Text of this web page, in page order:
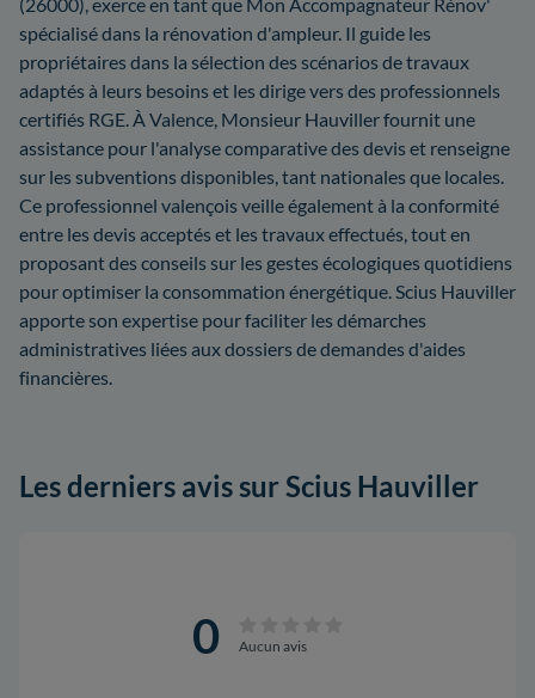
spécialisé dans la rénovation d'ampleur. Il guide les
propriétaires dans la sélection des scénarios de travaux
adaptés à leurs besoins et les dirige vers des professionnels
certifiés RGE. À Valence, Monsieur Hauviller fournit une
assistance pour l'analyse comparative des devis et renseigne
sur les subventions disponibles, tant nationales que locales.
Ce professionnel valençois veille également à la conformité
entre les devis acceptés et les travaux effectués, tout en
proposant des conseils sur les gestes écologiques quotidiens
pour optimiser la consommation énergétique. Scius Hauviller
apporte son expertise pour faciliter les démarches
administratives liées aux dossiers de demandes d'aides
financières.
Les derniers avis sur Scius Hauviller
0 Aucun avis